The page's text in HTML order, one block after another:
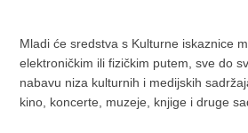
Mladi će sredstva s Kulturne iskaznice
elektroničkim ili fizičkim putem, sve do
nabavu niza kulturnih i medijskih
kino, koncerte, muzeje, knjige i druge